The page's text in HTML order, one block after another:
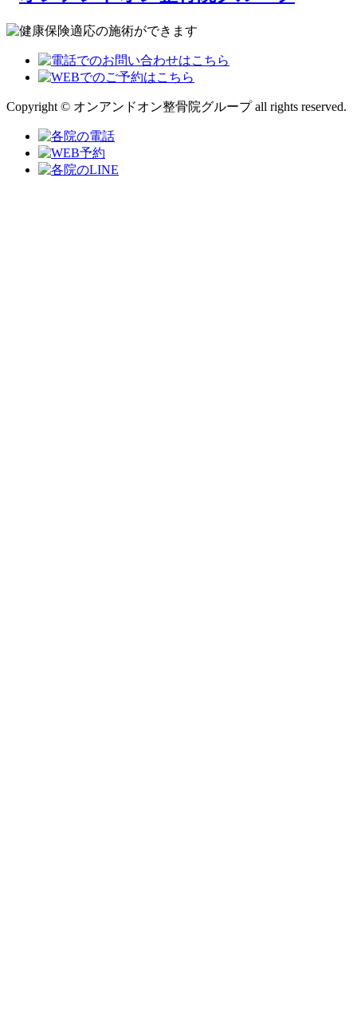
Copyright © オンアンドオン整骨院グループ all rights reserved.